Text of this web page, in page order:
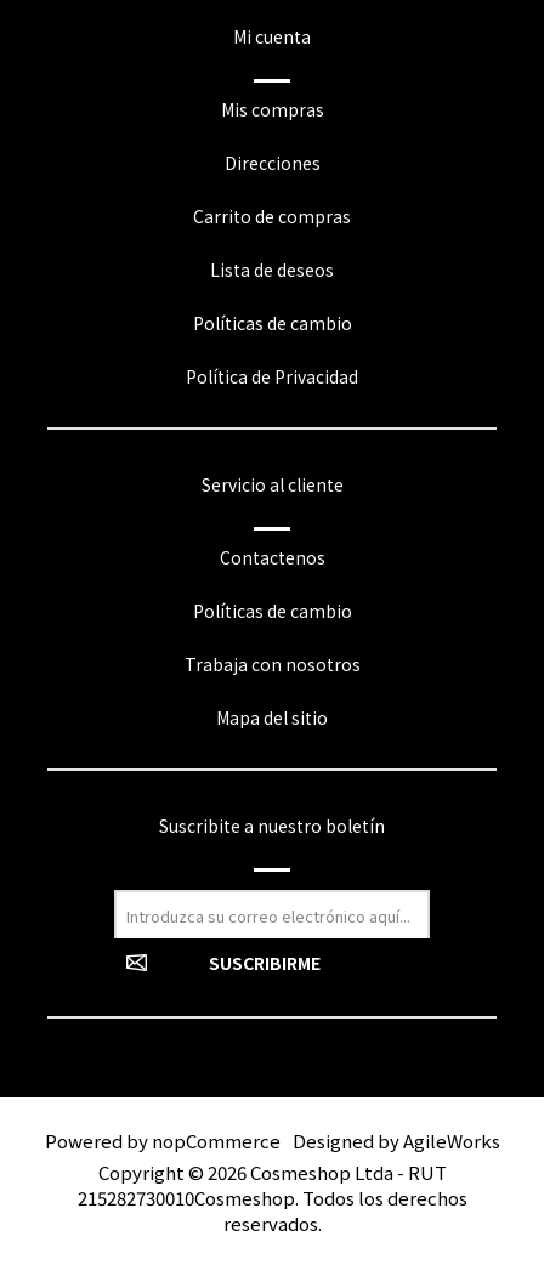
Mi cuenta
Mis compras
Direcciones
Carrito de compras
Lista de deseos
Políticas de cambio
Política de Privacidad
Servicio al cliente
Contactenos
Políticas de cambio
Trabaja con nosotros
Mapa del sitio
Suscribite a nuestro boletín
Powered bynopCommerce Designed byAgileWorks
Copyright © 2026 Cosmeshop Ltda - RUT
215282730010Cosmeshop. Todos los derechos
reservados.